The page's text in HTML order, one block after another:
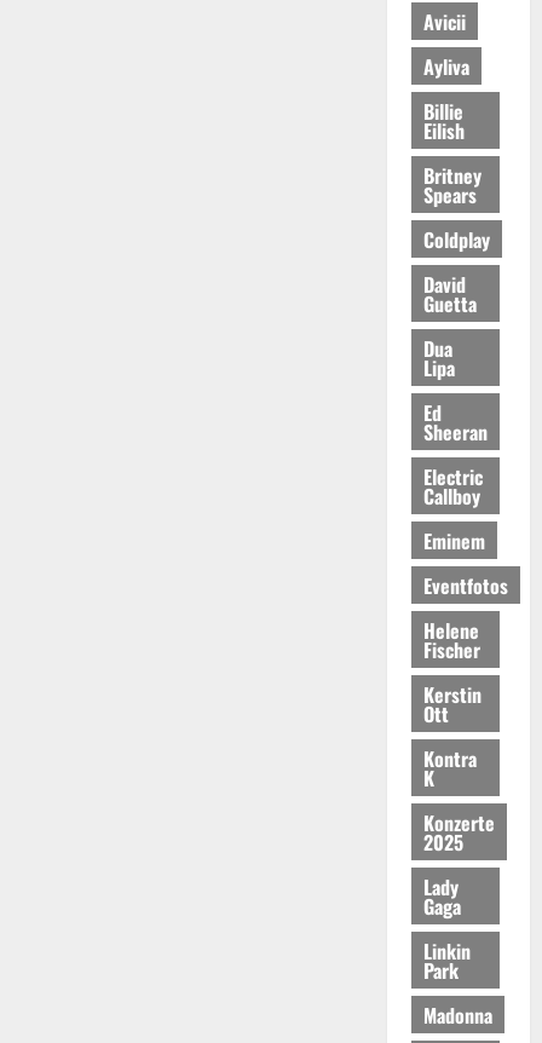
Avicii
Ayliva
Billie
Eilish
Britney
Spears
Coldplay
David
Guetta
Dua
Lipa
Ed
Sheeran
Electric
Callboy
Eminem
Eventfotos
Helene
Fischer
Kerstin
Ott
Kontra
K
Konzerte
2025
Lady
Gaga
Linkin
Park
Madonna